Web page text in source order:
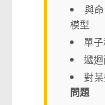
與
模型
單
遞
對
問題